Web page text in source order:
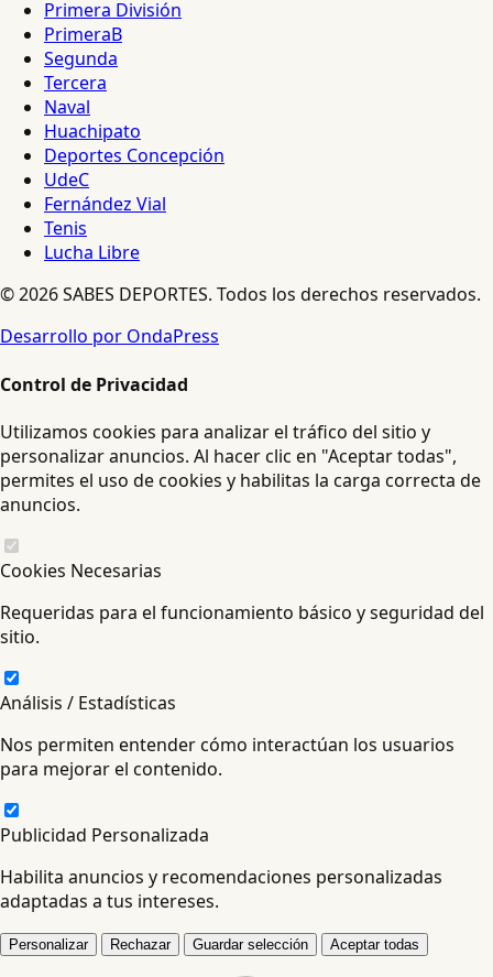
Primera División
PrimeraB
Segunda
Tercera
Naval
Huachipato
Deportes Concepción
UdeC
Fernández Vial
Tenis
Lucha Libre
© 2026 SABES DEPORTES. Todos los derechos reservados.
Desarrollo por OndaPress
Control de Privacidad
Utilizamos cookies para analizar el tráfico del sitio y
personalizar anuncios. Al hacer clic en "Aceptar todas",
permites el uso de cookies y habilitas la carga correcta de
anuncios.
Cookies Necesarias
Requeridas para el funcionamiento básico y seguridad del
sitio.
Análisis / Estadísticas
Nos permiten entender cómo interactúan los usuarios
para mejorar el contenido.
Publicidad Personalizada
Habilita anuncios y recomendaciones personalizadas
adaptadas a tus intereses.
Personalizar Rechazar Guardar selección Aceptar todas